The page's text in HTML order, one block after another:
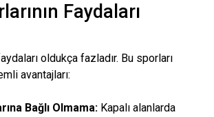
Faydaları
oldukça fazladır. Bu sporları
avantajları:
Bağlı Olmama: Kapalı alanlarda